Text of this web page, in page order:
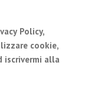
Policy,
cookie,
alla